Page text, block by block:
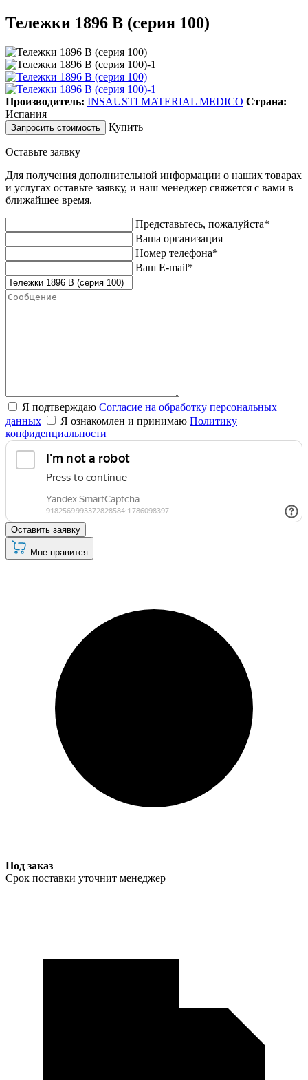
Тележки 1896 B (серия 100)
Производитель: INSAUSTI MATERIAL MEDICO Страна:
Испания
Запросить стоимость Купить
Оставьте заявку
Для получения дополнительной информации о наших товарах
и услугах оставьте заявку, и наш менеджер свяжется с вами в
ближайшее время.
Представьтесь, пожалуйста*
Ваша организация
Номер телефона*
Ваш E-mail*
Я подтверждаю Согласие на обработку персональных
данных
Я ознакомлен и принимаю Политику
конфиденциальности
Оставить заявку
Мне нравится
Под заказ
Срок поставки уточнит менеджер